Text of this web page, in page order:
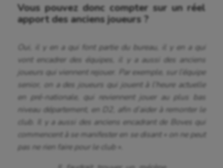
Vous pouvez donc compter sur un réel
apport des anciens joueurs ?
Oui, il y en a qui font partie du bureau, il y en a qui
vont encadrer des équipes, il y a aussi des anciens
joueurs qui viennent rejouer. Par exemple, sur l’équipe
senior, on a des joueurs qui jouent à l’heure actuelle
en pré-nationale, qui reviennent jouer au plus bas
niveau département, en D2, afin d’aider à remonter le
club.
Il y a aussi des anciens encadrant de Boves qui
commencent à se manifester en se disant « on ne peut
pas ne rien faire pour le club ».